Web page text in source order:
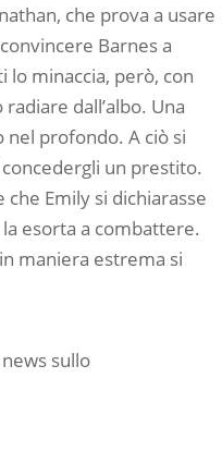
che prova a usare
Barnes a
lo minaccia, però, con
dall’albo. Una
nel profondo. A ciò si
un prestito.
Emily si dichiarasse
esorta a combattere.
maniera estrema si
sullo